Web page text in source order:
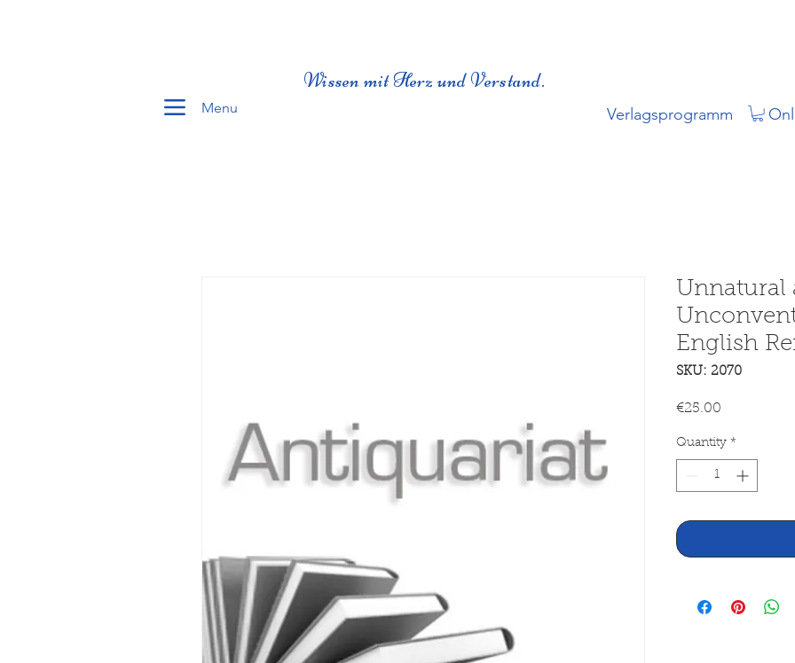
Menu
Wissen mit Herz und Verstand.
Verlagsprogramm
Unnatural
English
SKU: 2070
€25.00Price
Quantity *